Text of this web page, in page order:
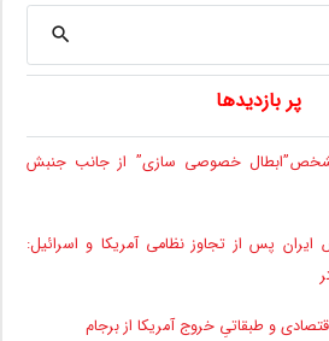
پر بازدیدها
خصوصی سازی” از جانب جنبش
پس از تجاوز نظامی آمریکا و اسرائیل:
و طبقاتیِ خروج آمریکا از برجام